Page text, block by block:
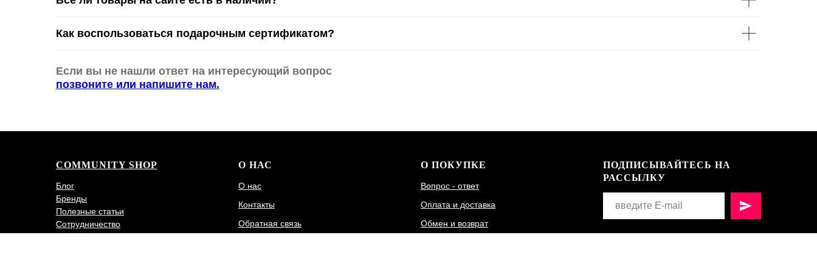
Как воспользоваться подарочным сертификатом?
Если вы не нашли ответ на интересующий вопрос
позвоните или напишите нам.
COMMUNITY SHOP
Блог
Бренды
Полезные статьи
Сотрудничество
О НАС
О нас
Контакты
Обратная связь
О ПОКУПКЕ
Вопрос - ответ
Оплата и доставка
Обмен и возврат
ПОДПИСЫВАЙТЕСЬ НА
РАССЫЛКУ